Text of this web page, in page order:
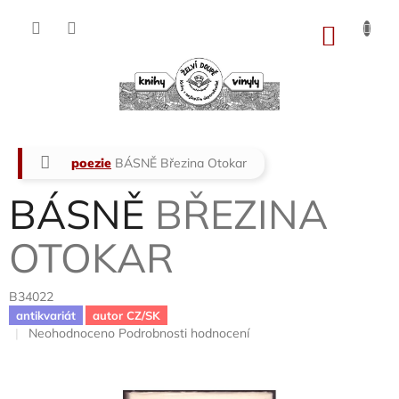
Domů
poezie BÁSNĚ Březina Otokar
BÁSNĚ BŘEZINA
OTOKAR
B34022
antikvariát autor CZ/SK
Průměrné
Neohodnoceno Podrobnosti hodnocení